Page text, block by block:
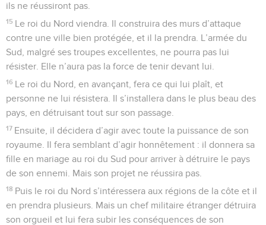
ils ne réussiront pas.
15 Le roi du Nord viendra. Il construira des murs d’attaque
contre une ville bien protégée, et il la prendra. L’armée du
Sud, malgré ses troupes excellentes, ne pourra pas lui
résister. Elle n’aura pas la force de tenir devant lui.
16 Le roi du Nord, en avançant, fera ce qui lui plaît, et
personne ne lui résistera. Il s’installera dans le plus beau des
pays, en détruisant tout sur son passage.
17 Ensuite, il décidera d’agir avec toute la puissance de son
royaume. Il fera semblant d’agir honnêtement : il donnera sa
fille en mariage au roi du Sud pour arriver à détruire le pays
de son ennemi. Mais son projet ne réussira pas.
18 Puis le roi du Nord s’intéressera aux régions de la côte et il
en prendra plusieurs. Mais un chef militaire étranger détruira
son orgueil et lui fera subir les conséquences de son